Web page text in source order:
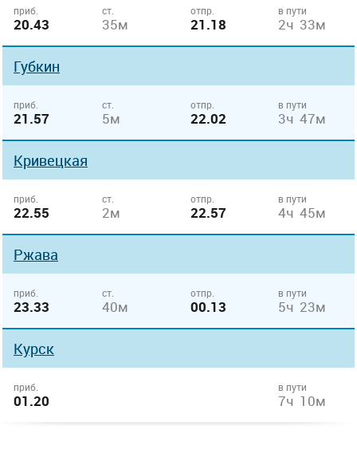
приб.
20.43
ст.
35м
отпр.
21.18
в пути
2ч 33м
Губкин
приб.
21.57
ст.
5м
отпр.
22.02
в пути
3ч 47м
Кривецкая
приб.
22.55
ст.
2м
отпр.
22.57
в пути
4ч 45м
Ржава
приб.
23.33
ст.
40м
отпр.
00.13
в пути
5ч 23м
Курск
приб.
01.20
в пути
7ч 10м